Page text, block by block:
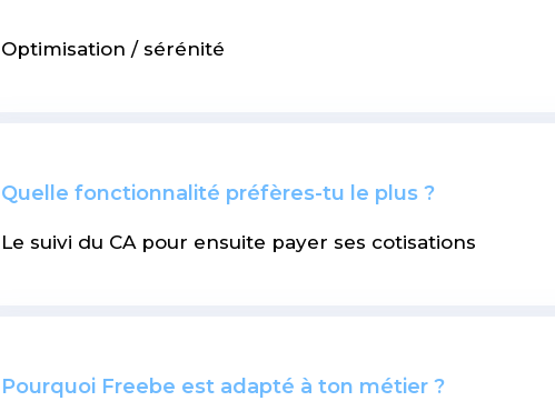
Optimisation / sérénité
Quelle fonctionnalité préfères-tu le plus ?
Le suivi du CA pour ensuite payer ses cotisations
Pourquoi Freebe est adapté à ton métier ?